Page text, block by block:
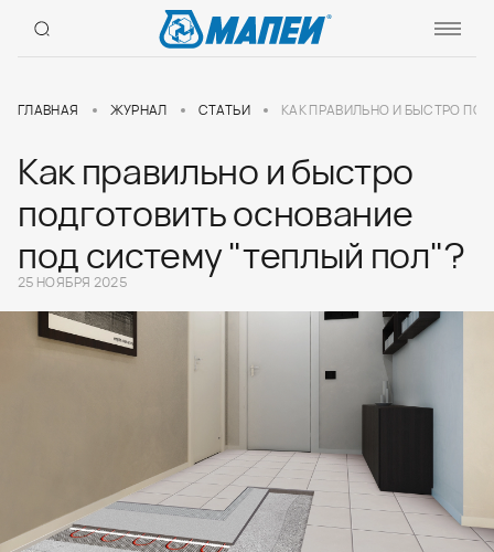
ГЛАВНАЯ ЖУРНАЛ СТАТЬИ КАК ПРАВИЛЬНО И БЫСТРО
Как правильно и быстро
подготовить основание
под систему "теплый пол"?
25 НОЯБРЯ 2025